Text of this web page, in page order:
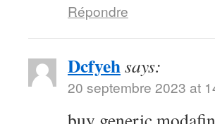
Répondre
Dcfyehsays:
20 septembre 2023 at